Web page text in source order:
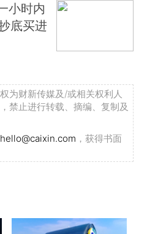
小时内
底买进
为财新传媒及/或相关权利人
禁止进行转载、摘编、复制及
hello@caixin.com ，获得书面